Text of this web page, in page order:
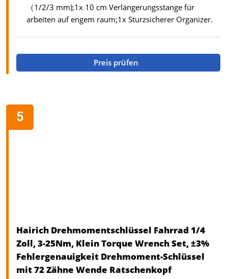
（1/2/3 mm);​1x 10 cm Verlängerungsstange für
arbeiten auf engem raum;1x Sturzsicherer Organizer.
Preis prüfen
Hairich Drehmomentschlüssel Fahrrad 1/4
Zoll, 3-25Nm, Klein Torque Wrench Set, ±3%
Fehlergenauigkeit Drehmoment-Schlüssel
mit 72 Zähne Wende Ratschenkopf